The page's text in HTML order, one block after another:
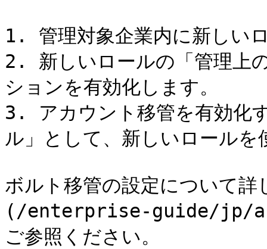
1. 管理対象企業内に新しい
2. 新しいロールの「管理上
ションを有効化します。
3. アカウント移管を有効化
ル」として、新しいロールを
ボルト移管の設定について
(/enterprise-guide/jp/
ご参照ください。